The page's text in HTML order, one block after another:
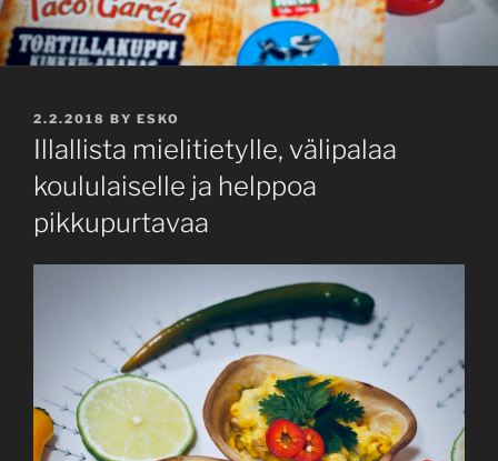
POSTED
ON
2.2.2018 BY ESKO
Illallista mielitietylle, välipalaa
koululaiselle ja helppoa
pikkupurtavaa